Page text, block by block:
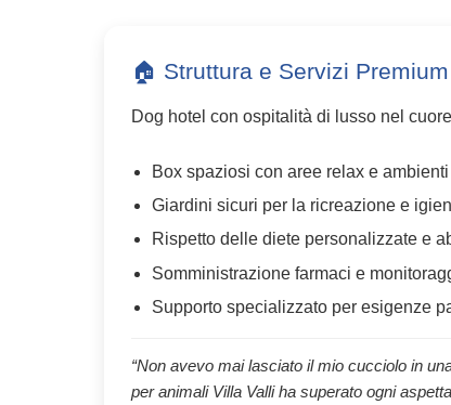
🏠 Struttura e Servizi Premium
Dog hotel con ospitalità di lusso nel
Box spaziosi con aree relax e
Giardini sicuri per la ricreazione e
Rispetto delle diete personalizzate e
Somministrazione farmaci e
Supporto specializzato per esigenze
“Non avevo mai lasciato il mio cucciolo in
per animali Villa Valli ha superato ogni